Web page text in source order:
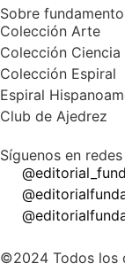
Sobre
Colección Arte
Colección Ciencia
Colección Espiral
Espiral
Club de Ajedrez
Síguenos en
©2024 Todos los